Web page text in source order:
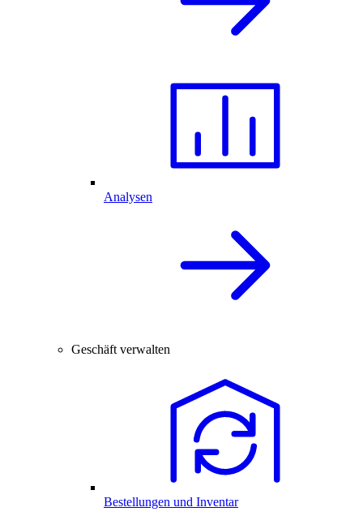
Analysen
Geschäft verwalten
Bestellungen und Inventar